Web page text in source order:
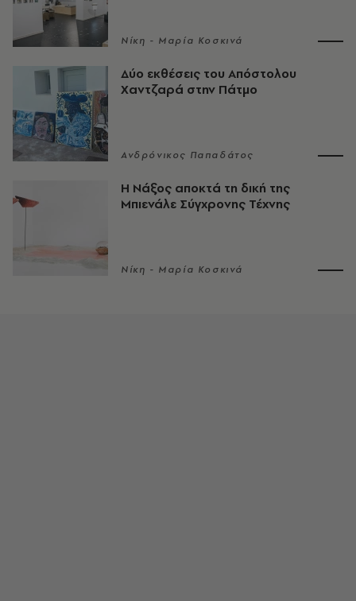
Νίκη - Μαρία Κοσκινά
Δύο εκθέσεις του Απόστολου
Χαντζαρά στην Πάτμο
Ανδρόνικος Παπαδάτος
Η Νάξος αποκτά τη δική της
Μπιενάλε Σύγχρονης Τέχνης
Νίκη - Μαρία Κοσκινά